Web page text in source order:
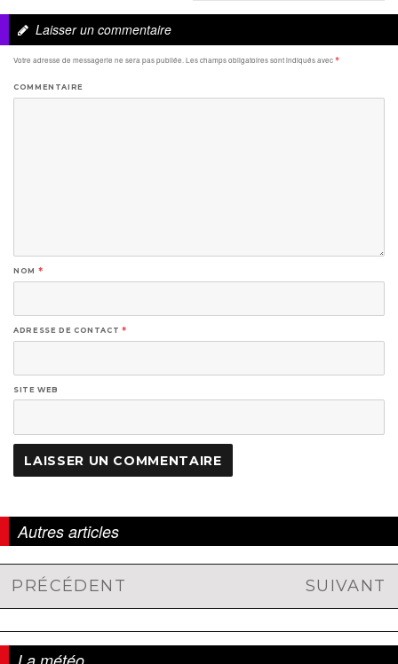
Laisser un commentaire
Votre adresse de messagerie ne sera pas publiée. Les champs obligatoires sont indiqués avec *
COMMENTAIRE
NOM *
ADRESSE DE CONTACT *
SITE WEB
Autres articles
Navigation
de
l'article
PRÉCÉDENT
Article
SUIVANT
Article